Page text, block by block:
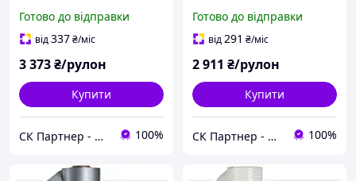
г/м2 (75м2 рулон)
Готово до відправки
від337₴/міс
3 373₴/рулон
Купити
СК Партнер - Магазин покрівельних і фасадних матеріалів 100%
м2 (75м2 рулон)
Готово до відправки
від291 ₴/міс
2 911 ₴/рулон
Купити
СК Партнер - Магазин покрівельних і фасадних матеріалів 100%